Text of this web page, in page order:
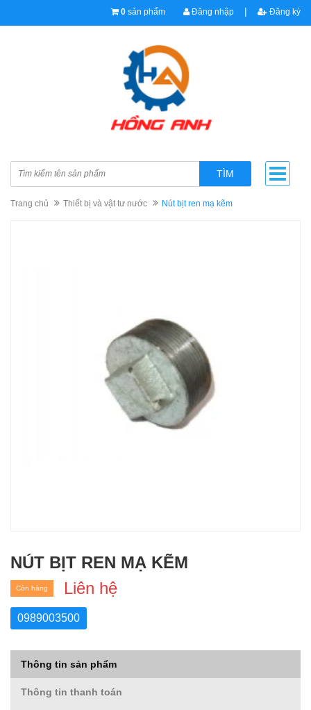
0 sản phẩm Đăng nhập | Đăng ký
TÌM
Trang chủ Thiết bị và vật tư nước Nút bịt ren mạ kẽm
NÚT BỊT REN MẠ KẼM
Liên hệ
Còn hàng
0989003500
Thông tin sản phẩm
Thông tin thanh toán